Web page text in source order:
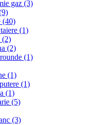
gaz (3)
(40)
(1)
(2)
(2)
(1)
(1)
(1)
(1)
(5)
(3)